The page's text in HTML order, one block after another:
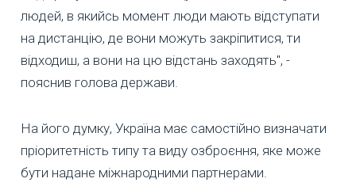
людей, в якийсь момент люди мають відступати
на дистанцію, де вони можуть закріпитися, ти
відходиш, а вони на цю відстань заходять", -
пояснив голова держави.
На його думку, Україна має самостійно визначати
пріоритетність типу та виду озброєння, яке може
бути надане міжнародними партнерами.